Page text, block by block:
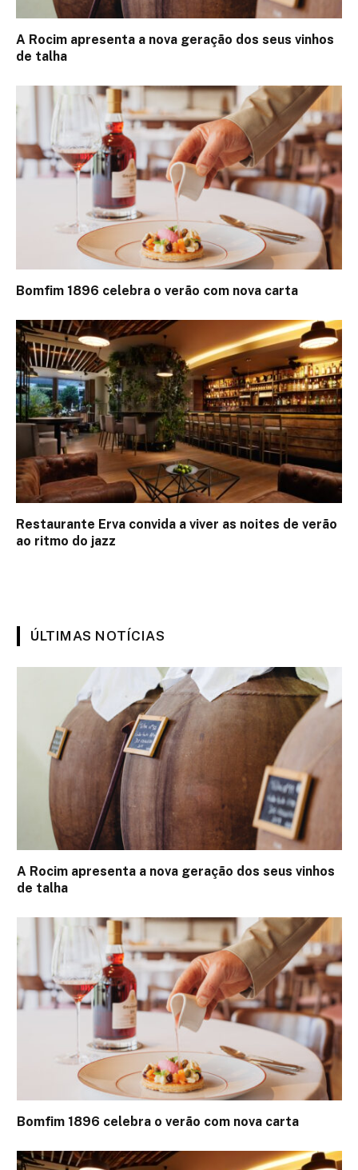
A Rocim apresenta a nova geração dos seus vinhos
de talha
Bomfim 1896 celebra o verão com nova carta
Restaurante Erva convida a viver as noites de verão
ao ritmo do jazz
ÚLTIMAS NOTÍCIAS
A Rocim apresenta a nova geração dos seus vinhos
de talha
Bomfim 1896 celebra o verão com nova carta